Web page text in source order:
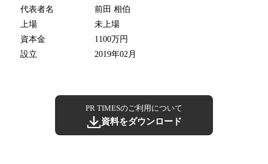
代表者名
前田 相伯
上場
未上場
資本金
1100万円
設立
2019年02月
PR TIMESのご利用について
資料をダウンロード